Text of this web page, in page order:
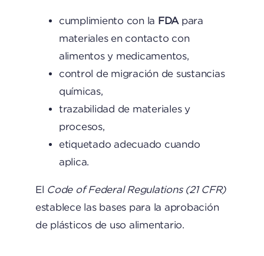
cumplimiento con la FDA para
materiales en contacto con
alimentos y medicamentos,
control de migración de sustancias
químicas,
trazabilidad de materiales y
procesos,
etiquetado adecuado cuando
aplica.
El Code of Federal Regulations (21 CFR)
establece las bases para la aprobación
de plásticos de uso alimentario.